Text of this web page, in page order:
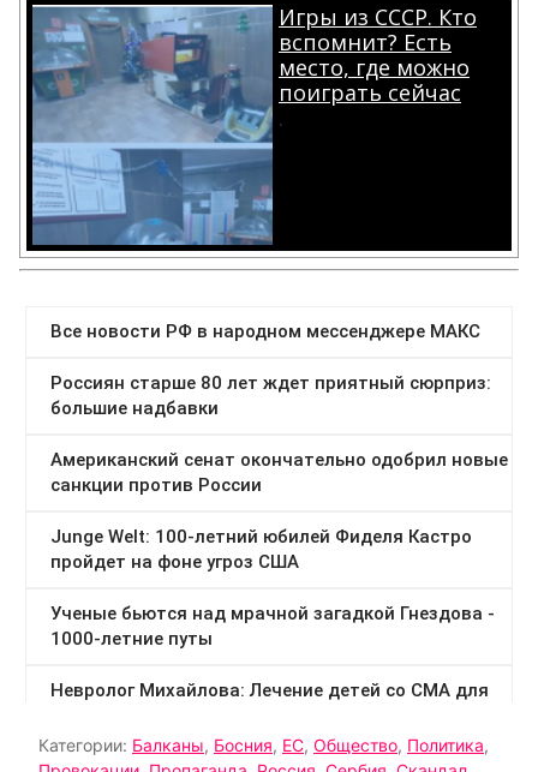
Игры из СССР. Кто
вспомнит? Есть
место, где можно
поиграть сейчас
.
Категории: Балканы, Босния, ЕС, Общество, Политика,